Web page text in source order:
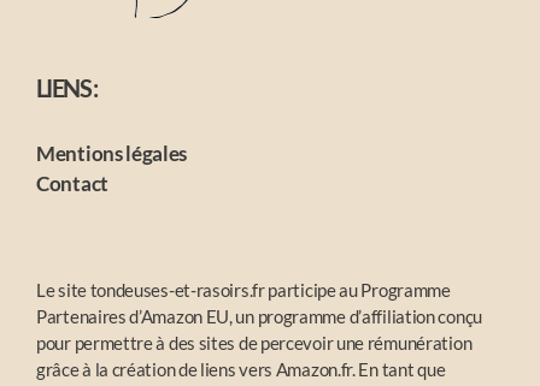
LIENS :
Mentions légales
Contact
Le site tondeuses-et-rasoirs.fr participe au Programme
Partenaires d’Amazon EU, un programme d’affiliation conçu
pour permettre à des sites de percevoir une rémunération
grâce à la création de liens vers Amazon.fr. En tant que